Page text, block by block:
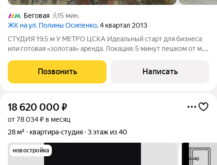
Беговая
15 мин.
ЖК на ул. Полины Осипенко, 4 квартал 2013
СТУДИЯ 19,5 м У МЕТРО ЦСКА Идеальный старт для бизнеса
или готовая «золотая» аренда. Локация: 5 минут пешком от м.
Что внутри: Готовая отделка. Можно заезжать сразу или
арендовать «под
Позвонить Написать
18 620 000 ₽
от 78 034 ₽ в месяц
28 м²
квартира-студия 3 этаж из 40
новостройка